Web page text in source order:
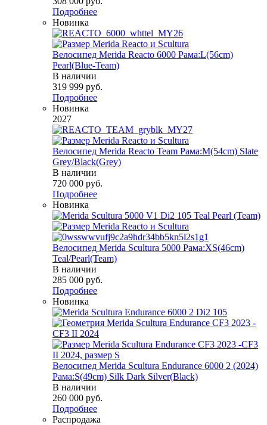
Подробнее
Новинка
Велосипед Merida Reacto 6000 Рама:L(56cm)
Pearl(Blue-Team)
В наличии
319 999 руб.
Подробнее
Новинка
2027
Велосипед Merida Reacto Team Рама:M(54cm) Slate
Grey/Black(Grey)
В наличии
720 000 руб.
Подробнее
Новинка
Велосипед Merida Scultura 5000 Рама:XS(46cm)
Teal/Pearl(Team)
В наличии
285 000 руб.
Подробнее
Новинка
Велосипед Merida Scultura Endurance 6000 2 (2024)
Рама:S(49cm) Silk Dark Silver(Black)
В наличии
260 000 руб.
Подробнее
Распродажа